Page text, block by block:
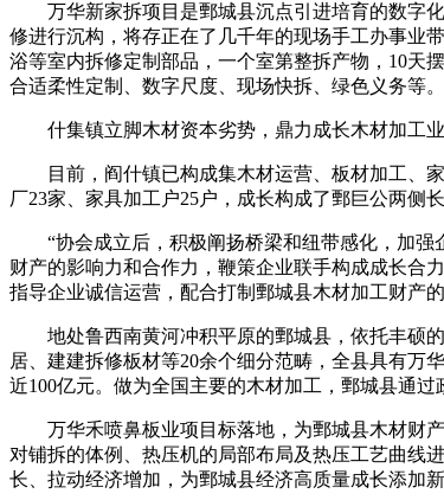
万华新家拆项目是鄄城县沉点引进培育的数字化
修进行沉构，将存正在了几千年的现场手工办事业
浴等室内拆修定制部品，一个室第整拆产物，10天
合适柔性定制、数字尺度、现场快拆、绿色义务等
什集镇立脚木材资本劣势，鼎力成长木材加工业
目前，阎什镇已构成集木材运营、板材加工、家
厂23家、家具加工户25户，成长构成了鄄巨公两侧
“协会成立后，积极阐扬桥梁和纽带感化，加强
财产的影响力和合作力，鞭策企业联手构成成长合
指导企业诚信运营，配合打制鄄城县木材加工财产的
地处鲁西南黄河冲积平原的鄄城县，依托丰硕的
居、建建拆修板材等20余个细分范畴，全县具有万
近100亿元。做为全国主要的木材加工，鄄城县通过
万华禾喷鼻板业项目标落地，为鄄城县木材财产
对铺拆的体例、热压机的局部布局及热压工艺曲线
长、拉动经济增加，为鄄城县经济高质量成长添加